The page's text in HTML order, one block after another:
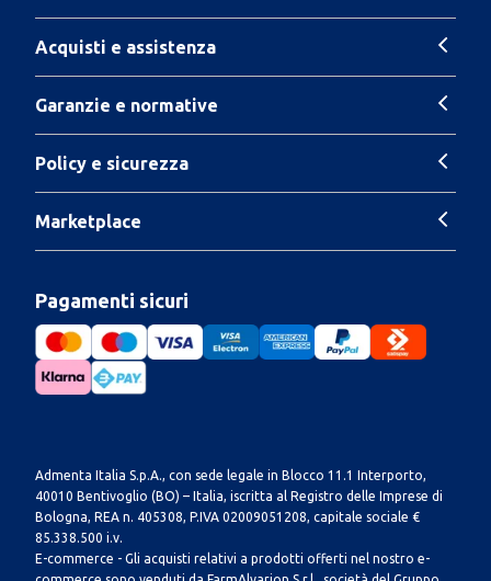
Acquisti e assistenza
Garanzie e normative
Policy e sicurezza
Marketplace
Pagamenti sicuri
Admenta Italia S.p.A., con sede legale in Blocco 11.1 Interporto,
40010 Bentivoglio (BO) – Italia, iscritta al Registro delle Imprese di
Bologna, REA n. 405308, P.IVA 02009051208, capitale sociale €
85.338.500 i.v.
E-commerce - Gli acquisti relativi a prodotti offerti nel nostro e-